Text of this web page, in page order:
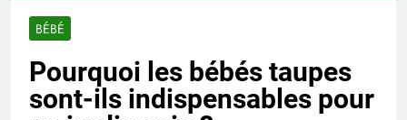
BÉBÉ
Pourquoi les bébés taupes
sont-ils indispensables pour